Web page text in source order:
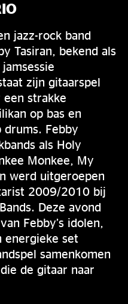
jazz-rock band
Tasiran, bekend als
zijn gitaarspel
strakke
op bas en
drums. Febby
als Holy
Monkee, My
werd uitgeroepen
2009/2010 bij
Deze avond
Febby’s idolen,
energieke set
samenkomen
de gitaar naar